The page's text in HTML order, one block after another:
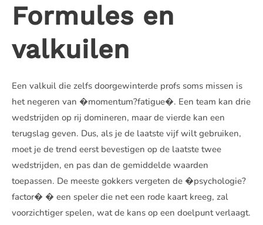
Formules en
valkuilen
Een valkuil die zelfs doorgewinterde profs soms missen is
het negeren van �momentum?fatigue�. Een team kan drie
wedstrijden op rij domineren, maar de vierde kan een
terugslag geven. Dus, als je de laatste vijf wilt gebruiken,
moet je de trend eerst bevestigen op de laatste twee
wedstrijden, en pas dan de gemiddelde waarden
toepassen. De meeste gokkers vergeten de �psychologie?
factor� � een speler die net een rode kaart kreeg, zal
voorzichtiger spelen, wat de kans op een doelpunt verlaagt.